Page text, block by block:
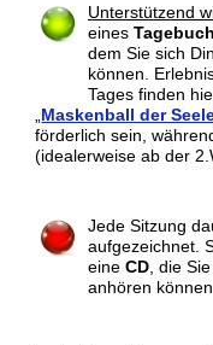
Unterstützend
eines
dem Sie sich
können.
Tages finden
Maskenball der
förderlich sein,
(idealerweise ab der
Jede Sitzung
aufgezeichnet.
eineCD , die
anhören können